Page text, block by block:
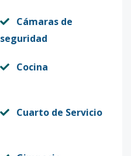
Cámaras de
seguridad
Cocina
Cuarto de Servicio